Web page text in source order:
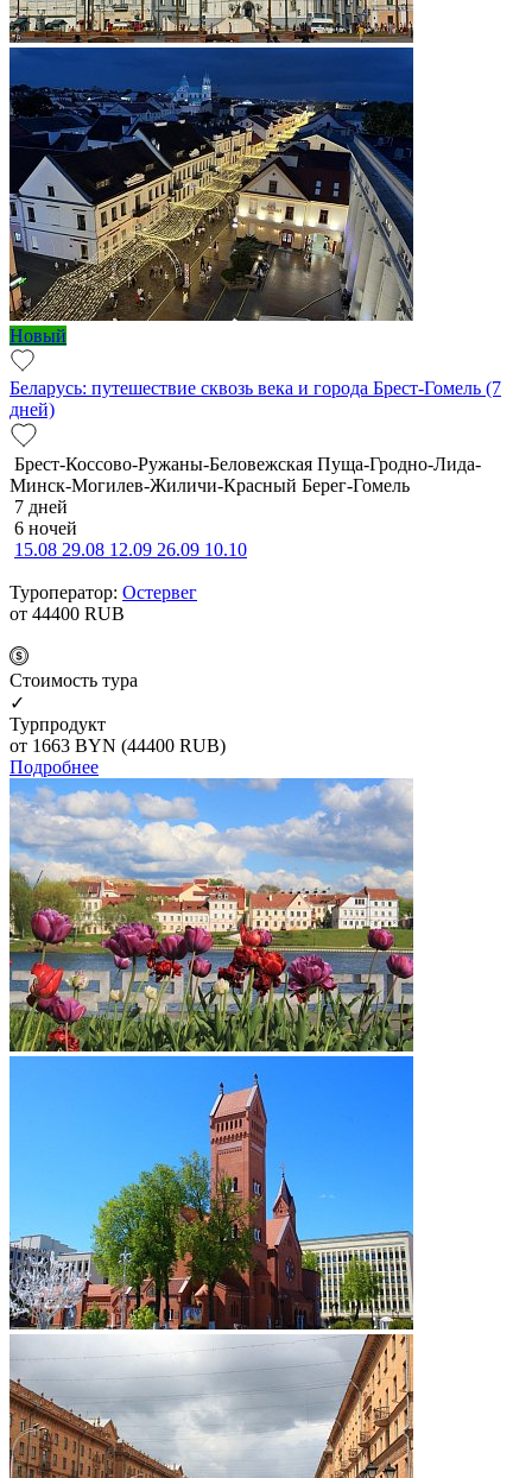
Новый
Беларусь: путешествие сквозь века и города Брест-Гомель (7
дней)
Брест-Коссово-Ружаны-Беловежская Пуща-Гродно-Лида-
Минск-Могилев-Жиличи-Красный Берег-Гомель
7 дней
6 ночей
15.08 29.08 12.09 26.09 10.10
Туроператор: Остервег
от 44400 RUB
Cтоимость тура
✓
Турпродукт
от 1663 BYN (44400 RUB)
Подробнее